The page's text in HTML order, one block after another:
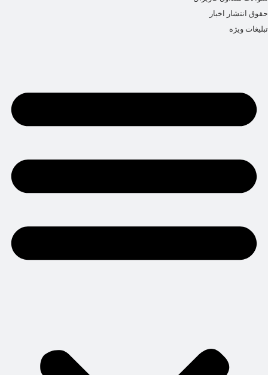
حقوق انتشار اخبار
تبلیغات ویژه